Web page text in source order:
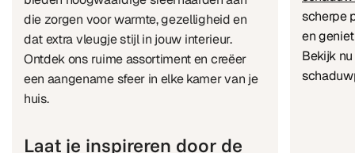
die zorgen voor warmte, gezelligheid en
dat extra vleugje stijl in jouw interieur.
Ontdek ons ruime assortiment en creëer
een aangename sfeer in elke kamer van je
huis.
Laat je inspireren door de
scherpe
en
Bekijk